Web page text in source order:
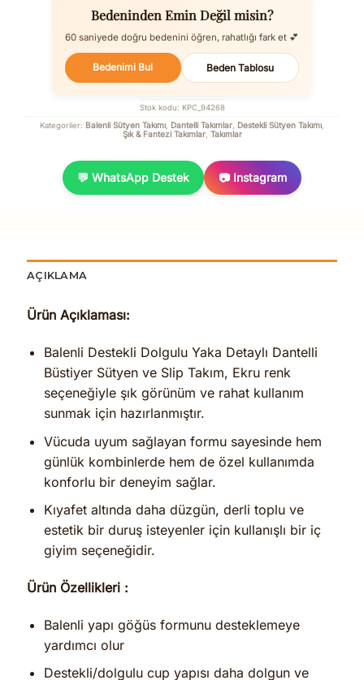
Bedeninden Emin Değil misin?
60 saniyede doğru bedenini öğren, rahatlığı fark et 💕
Bedenimi Bul Beden Tablosu
Stok kodu: KPC_94268
Kategoriler: Balenli Sütyen Takımı, Dantelli Takımlar, Destekli Sütyen Takımı,
Şık & Fantezi Takımlar, Takımlar
💬 WhatsApp Destek 📷 Instagram
AÇIKLAMA
Ürün Açıklaması:
Balenli Destekli Dolgulu Yaka Detaylı Dantelli
Büstiyer Sütyen ve Slip Takım, Ekru renk
seçeneğiyle şık görünüm ve rahat kullanım
sunmak için hazırlanmıştır.
Vücuda uyum sağlayan formu sayesinde hem
günlük kombinlerde hem de özel kullanımda
konforlu bir deneyim sağlar.
Kıyafet altında daha düzgün, derli toplu ve
estetik bir duruş isteyenler için kullanışlı bir iç
giyim seçeneğidir.
Ürün Özellikleri :
Balenli yapı göğüs formunu desteklemeye
yardımcı olur
Destekli/dolgulu cup yapısı daha dolgun ve